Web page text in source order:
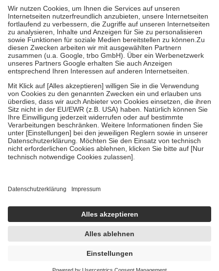
höchstens zehn Euro.
Es sind jedoch nie mehr als die tatsächlichen
Kosten der Leistung zu entrichten.
Diese Regeln gelten grundsätzlich auch für Online-Apotheken.
Bei Heilmitteln und häuslicher Krankenpflege beträgt die
Zuzahlung zehn Prozent der Kosten sowie zehn Euro je
Verordnung.
Um das Engagement der Versicherten für ihre eigene Gesundheit zu
stärken und die besondere Stellung der Familie zu unterstützen,
fallenkeine Zuzahlungenan bei:
• Kindern und Jugendlichen bis zum vollendeten 18. Lebensjahr
mit Ausnahme der Fahrkosten
• Untersuchungen zur Vorsorge und Früherkennung, die von der
GKV getragen werden
• empfohlenen Schutzimpfungen
• Harn- und Blutteststreifen
getroffen, um sicherzustellen, dass es sich um echte Bewertungen
https://help.etrusted.com/hc/de/articles/4419944605341
Einige Bilder und Inhalte wurden unter Zuhilfenahme künstlicher